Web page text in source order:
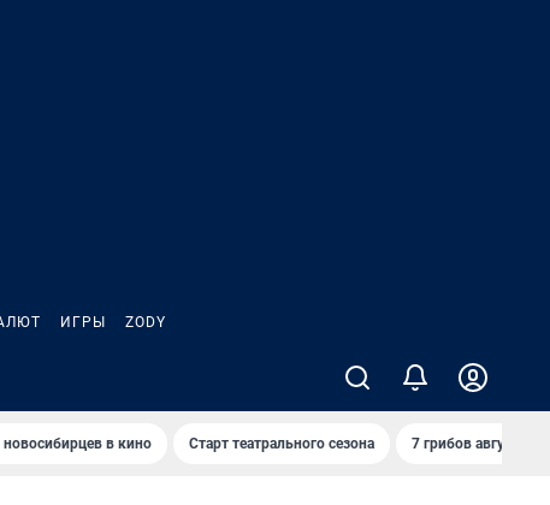
ИГРЫ ZODY
в кино Старт театрального сезона 7 грибов августа